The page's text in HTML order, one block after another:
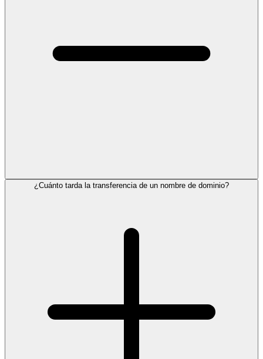
¿Cuánto tarda la transferencia de un nombre de dominio?